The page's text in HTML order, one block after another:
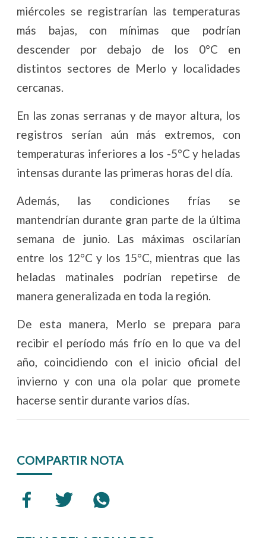
miércoles se registrarían las temperaturas
más bajas, con mínimas que podrían
descender por debajo de los 0°C en
distintos sectores de Merlo y localidades
cercanas.
En las zonas serranas y de mayor altura, los
registros serían aún más extremos, con
temperaturas inferiores a los -5°C y heladas
intensas durante las primeras horas del día.
Además, las condiciones frías se
mantendrían durante gran parte de la última
semana de junio. Las máximas oscilarían
entre los 12°C y los 15°C, mientras que las
heladas matinales podrían repetirse de
manera generalizada en toda la región.
De esta manera, Merlo se prepara para
recibir el período más frío en lo que va del
año, coincidiendo con el inicio oficial del
invierno y con una ola polar que promete
hacerse sentir durante varios días.
COMPARTIR NOTA